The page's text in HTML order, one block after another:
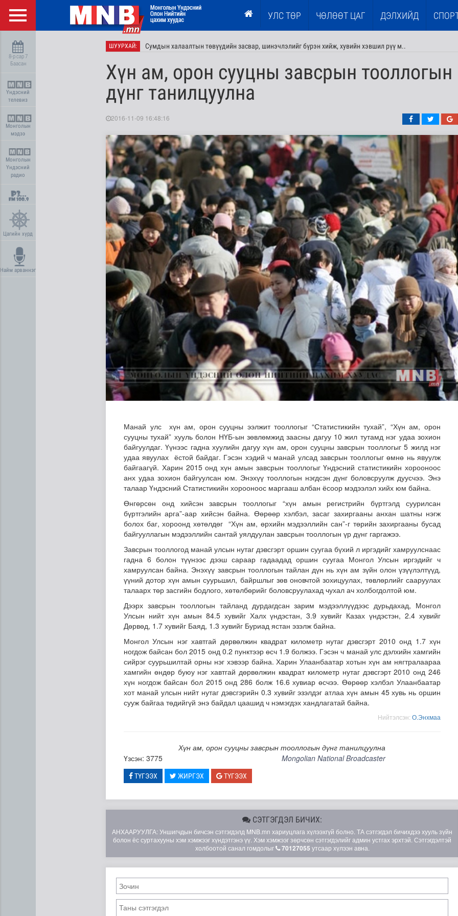
УЛС ТӨР ЧӨЛӨӨТ ЦАГ ДЭЛХИЙД
8-р сар 7
Баасан
Үндэсний
телевиз
Монголын
мэдээ
Монголын
Үндэсний
радио
Цагийн хүрд
Найм арваннэг
ШУУРХАЙ: Сумдын халаалтын төвүүдийн засвар, шинэчлэлийг бүрэн хийж, хувийн хэвшил рүү м..
Эртний ойг хамгаалахын тулд Канадын иргэд мод бэлтгэгчдийн замыг хааж байна
ЦАГ АГААР: Улаанбаатарт шөнөдөө 18 хэм дулаан
Хүн ам, орон сууцны завсрын тооллогын
дүнг танилцуулна
2016-11-09 16:48:16
Манай улс хүн ам, орон сууцны ээлжит тооллогыг “Статистикийн тухай”, “Хүн ам, орон
сууцны тухай” хууль болон НҮБ-ын зөвлөмжид заасны дагуу 10 жил тутамд нэг удаа зохион
байгуулдаг. Үүнээс гадна хуулийн дагуу хүн ам, орон сууцны завсрын тооллогыг 5 жилд нэг
удаа явуулах ёстой байдаг. Гэсэн хэдий ч манай улсад завсрын тооллогыг өмнө нь явуулж
байгаагүй. Харин 2015 онд хүн амын завсрын тооллогыг Үндэсний статистикийн хорооноос
анх удаа зохион байгуулсан юм. Энэхүү тооллогын нэгдсэн дүнг боловсруулж дуусчээ. Энэ
талаар Үндэсний Статистикийн хорооноос маргааш албан ёсоор мэдээлэл хийх юм байна.
Өнгөрсөн онд хийсэн завсрын тооллогыг “хүн амын регистрийн бүртгэлд суурилсан
бүртгэлийн арга”-аар хийсэн байна. Өөрөөр хэлбэл, засаг захиргааны анхан шатны нэгж
болох баг, хороонд хөтөлдөг “Хүн ам, өрхийн мэдээллийн сан”-г төрийн захиргааны бусад
байгууллагын мэдээллийн сантай уялдуулан завсрын тооллогын үр дүнг гаргажээ.
Завсрын тооллогод манай улсын нутаг дэвсгэрт оршин суугаа бүхий л иргэдийг хамруулснаас
гадна 6 болон түүнээс дээш сараар гадаадад оршин суугаа Монгол Улсын иргэдийг ч
хамруулсан байна. Энэхүү завсрын тооллогын тайлан дүн нь хүн ам зүйн олон үзүүлэлтүүд,
үүний дотор хүн амын суурьшил, байршлыг зөв оновчтой зохицуулах, төвлөрлийг сааруулах
талаарх төр засгийн бодлого, хөтөлбөрийг боловсруулахад чухал ач холбогдолтой юм.
Дээрх завсрын тооллогын тайланд дурдагдсан зарим мэдээллүүдээс дурьдахад, Монгол
Улсын нийт хүн амын 84.5 хувийг Халх үндэстан, 3.9 хувийг Казах үндэстэн, 2.4 хувийг
Дөрвөд, 1.7 хувийг Баяд, 1.3 хувийг Буриад ястан эзэлж байна.
Монгол Улсын нэг хавтгай дөрвөлжин квадрат километр нутаг дэвсгэрт 2010 онд 1.7 хүн
ногдож байсан бол 2015 онд 0.2 пунктээр өсч 1.9 болжээ. Гэсэн ч манай улс дэлхийн хамгийн
сийрэг суурьшилтай орны нэг хэвээр байна. Харин Улаанбаатар хотын хүн ам нягтралаараа
хамгийн өндөр буюу нэг хавтгай дөрвөлжин квадрат километр нутаг дэвсгэрт 2010 онд 246
хүн ногдож байсан бол 2015 онд 286 болж 16.6 хувиар өсчээ. Өөрөөр хэлбэл Улаанбаатар
хот манай улсын нийт нутаг дэвсгэрийн 0.3 хувийг эзэлдэг атлаа хүн амын 45 хувь нь оршин
сууж байгаа төдийгүй энэ байдал цаашид ч нэмэгдэх хандлагатай байна.
Нийтэлсэн: О.Энхмаа
Хүн ам, орон сууцны завсрын тооллогын дүнг танилцуулна
Үзсэн: 3775
Mongolian National Broadcaster
ТҮГЭЭХ ЖИРГЭХ ТҮГЭЭХ
СЭТГЭГДЭЛ БИЧИХ:
АНХААРУУЛГА: Уншигчдын бичсэн сэтгэгдэлд MNB.mn хариуцлага хүлээхгүй болно. ТА сэтгэгдэл бичихдээ хууль зүйн
болон ёс суртахууны хэм хэмжээг хүндэтгэнэ үү. Хэм хэмжээг зөрчсөн сэтгэгдэлийг админ устгах эрхтэй. Сэтгэгдэлтэй
холбоотой санал гомдолыг
70127055 утсаар хүлээн авна.